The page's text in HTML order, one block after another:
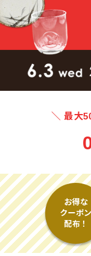
＼ 最大
お得な
クーポン
配布！